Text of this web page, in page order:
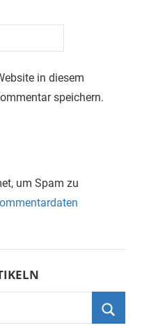
in diesem
speichern.
um Spam zu